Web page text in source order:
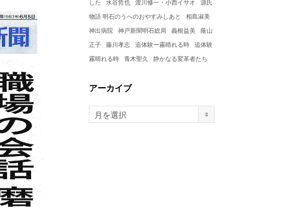
した
水谷哲也 渡川修一・小西イサオ
源氏
物語 明石のうへのおやすみしあと
相島淑美
神出病院
神戸新聞明石総局 義根益美
蔭山
正子
藤川孝志 追体験ー霧晴れる時
追体験
霧晴れる時
青木聖久 静かなる変革者たち
アーカイブ
月を選択